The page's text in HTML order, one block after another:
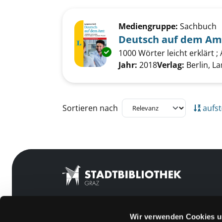
Wir verwenden Cookies
Exemplar-Details von
Mediengruppe: Sachbuch
Deutsch auf dem
1000 Wörter leicht erklärt ;
Suche nach diesem
Jahr: 2018Verlag: Berlin,
Zu den Suchfiltern springen
Sortieren nach